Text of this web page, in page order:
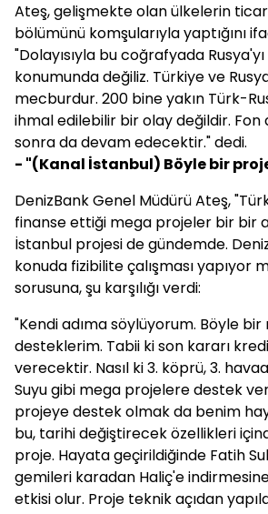
Ateş, gelişmekte olan ülkelerin
bölümünü komşularıyla yaptığını
"Dolayısıyla bu coğrafyada
konumunda değiliz. Türkiye ve
mecburdur. 200 bine yakın Türk-
ihmal edilebilir bir olay değildir. Fon
sonra da devam edecektir." dedi.
- "(Kanal İstanbul) Böyle bir
DenizBank Genel Müdürü Ateş,
finanse ettiği mega projeler bir bir
İstanbul projesi de gündemde.
konuda fizibilite çalışması yapıyor
sorusuna, şu karşılığı verdi:
"Kendi adıma söylüyorum. Böyle
desteklerim. Tabii ki son kararı
verecektir. Nasıl ki 3. köprü, 3.
Suyu gibi mega projelere destek
projeye destek olmak da benim
bu, tarihi değiştirecek özellikleri
proje. Hayata geçirildiğinde Fatih
gemileri karadan Haliç'e
etkisi olur. Proje teknik açıdan